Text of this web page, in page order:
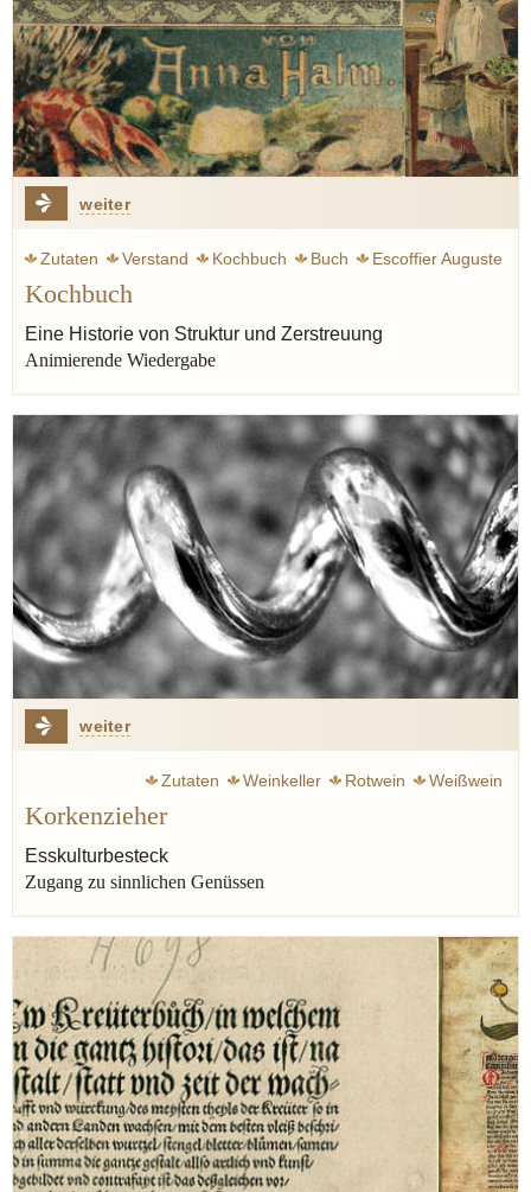
weiter
Zutaten Verstand Kochbuch Buch
Escoffier Auguste
Carême Marie-Antoine
Artusi Pellegrino
Kochbuch
Eine Historie von Struktur und Zerstreuung
Animierende Wiedergabe
weiter
Zutaten Weinkeller Rotwein Weißwein
Korkenzieher
Esskulturbesteck
Zugang zu sinnlichen Genüssen